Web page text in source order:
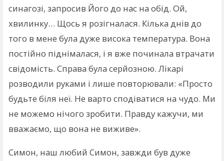
синагозі, запросив Його до нас на обід. Ой,
хвилинку… Щось я розігналася. Кілька днів до
того в мене була дуже висока температура. Вона
постійно піднімалася, і я вже починала втрачати
свідомість. Справа була серйозною. Лікарі
розводили руками і лише повторювали: «Просто
будьте біля неї. Не варто сподіватися на чудо. Ми
не можемо нічого зробити. Правду кажучи, ми
вважаємо, що вона не виживе».
Симон, наш любий Симон, завжди був дуже